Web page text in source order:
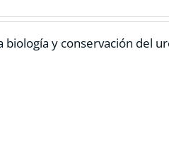
y conservación del